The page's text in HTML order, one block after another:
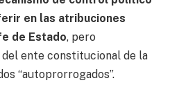
en las atribuciones
de Estado, pero
ente constitucional de la
“autoprorrogados”.